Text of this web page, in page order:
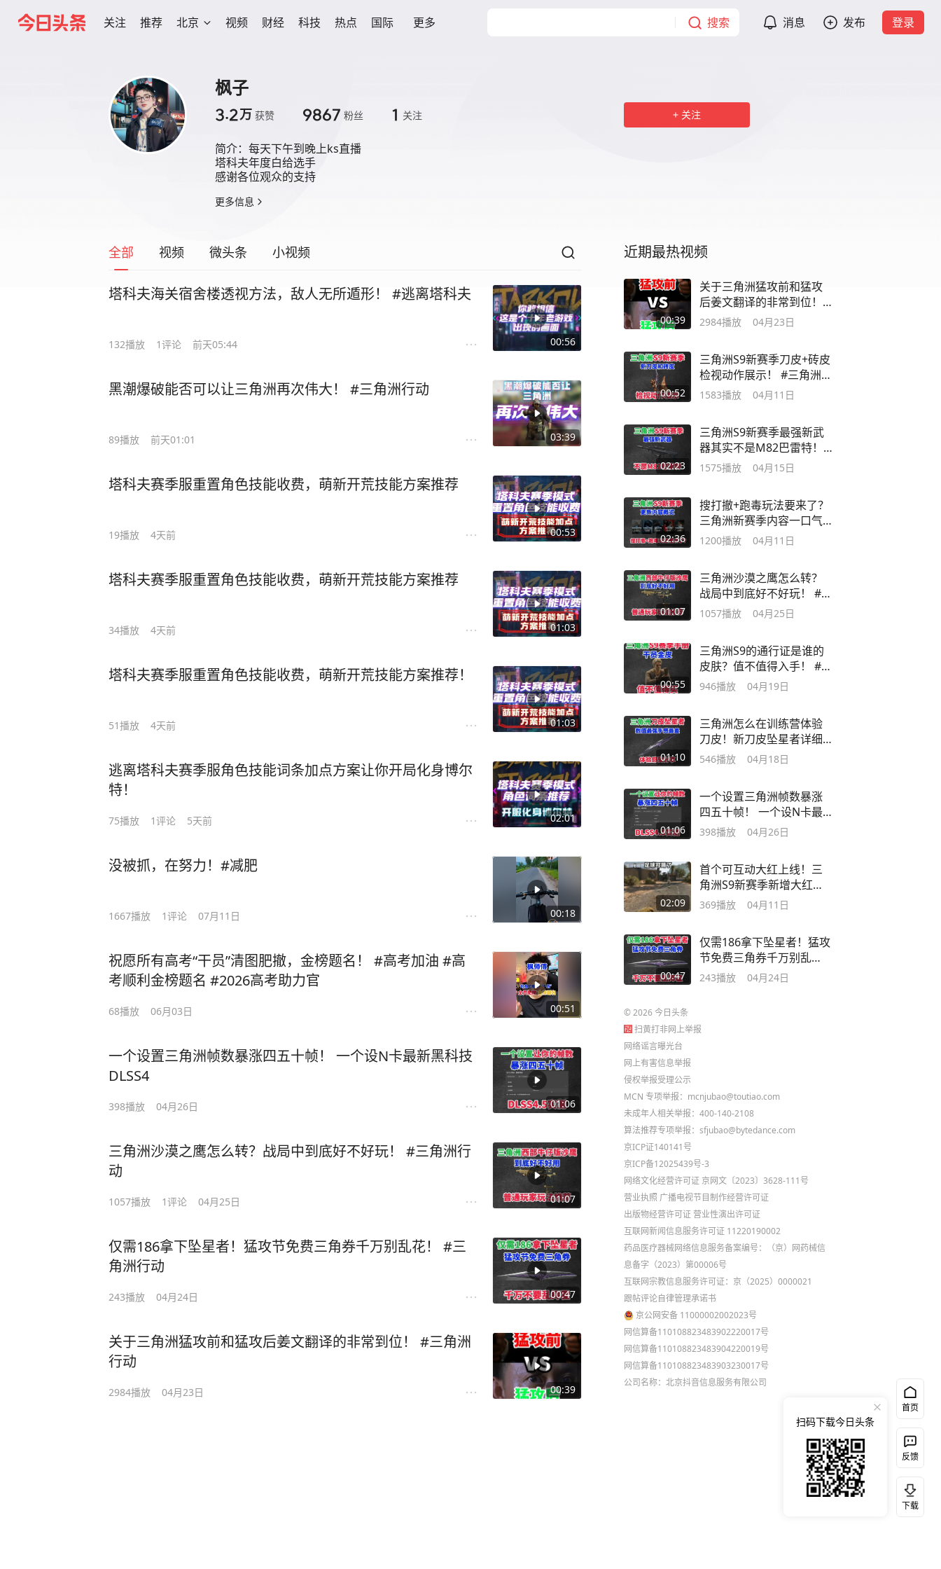
关注 推荐 北京 视频 财经 科技 热点 国际 更多 搜索 消息 发布 登录
枫子
3.2万 获赞 9867 粉丝 1 关注
简介： 每天下午到晚上ks直播
塔科夫年度白给选手
感谢各位观众的支持
更多信息
关注
全部 视频 微头条 小视频
00:56
塔科夫海关宿舍楼透视方法，敌人无所遁形！ #逃离塔科夫
132播放 1评论 前天05:44
03:39
黑潮爆破能否可以让三角洲再次伟大！ #三角洲行动
89播放 前天01:01
00:53
塔科夫赛季服重置角色技能收费，萌新开荒技能方案推荐
19播放 4天前
01:03
塔科夫赛季服重置角色技能收费，萌新开荒技能方案推荐
34播放 4天前
01:03
塔科夫赛季服重置角色技能收费，萌新开荒技能方案推荐！
51播放 4天前
02:01
逃离塔科夫赛季服角色技能词条加点方案让你开局化身博尔
特！
75播放 1评论 5天前
00:18
没被抓，在努力！#减肥
1667播放 1评论 07月11日
00:51
祝愿所有高考“干员”清图肥撤，金榜题名！ #高考加油 #高
考顺利金榜题名 #2026高考助力官
68播放 06月03日
01:06
一个设置三角洲帧数暴涨四五十帧！ 一个设N卡最新黑科技
DLSS4
398播放 04月26日
01:07
三角洲沙漠之鹰怎么转？战局中到底好不好玩！ #三角洲行
动
1057播放 1评论 04月25日
00:47
仅需186拿下坠星者！猛攻节免费三角券千万别乱花！ #三
角洲行动
243播放 04月24日
00:39
关于三角洲猛攻前和猛攻后姜文翻译的非常到位！ #三角洲
行动
2984播放 04月23日
近期最热视频
00:39
关于三角洲猛攻前和猛攻
后姜文翻译的非常到位！ #
三角洲行动
2984播放 04月23日
00:52
三角洲S9新赛季刀皮+砖皮
检视动作展示！ #三角洲行
动
1583播放 04月11日
02:23
三角洲S9新赛季最强新武
器其实不是M82巴雷特！
#三角洲行动
1575播放 04月15日
02:36
搜打撤+跑毒玩法要来了？
三角洲新赛季内容一口气
看完！
1200播放 04月11日
01:07
三角洲沙漠之鹰怎么转？
战局中到底好不好玩！ #三
角洲行动
1057播放 04月25日
00:55
三角洲S9的通行证是谁的
皮肤？值不值得入手！ #三
角洲行动
946播放 04月19日
01:10
三角洲怎么在训练营体验
刀皮！新刀皮坠星者详细
测评！
546播放 04月18日
01:06
一个设置三角洲帧数暴涨
四五十帧！ 一个设N卡最
新黑科技DLSS4
398播放 04月26日
02:09
首个可互动大红上线！三
角洲S9新赛季新增大红以
及全新检视！
369播放 04月11日
00:47
仅需186拿下坠星者！猛攻
节免费三角券千万别乱
花！ #三角洲行动
243播放 04月24日
©2026今日头条
扫黄打非网上举报
网络谣言曝光台
网上有害信息举报
侵权举报受理公示
MCN 专项举报：mcnjubao@toutiao.com
未成年人相关举报：400-140-2108
算法推荐专项举报：sfjubao@bytedance.com
京ICP证140141号
京ICP备12025439号-3
网络文化经营许可证 京网文〔2023〕3628-111号
营业执照 广播电视节目制作经营许可证
出版物经营许可证 营业性演出许可证
互联网新闻信息服务许可证 11220190002
药品医疗器械网络信息服务备案编号：（京）网药械信
息备字（2023）第00006号
互联网宗教信息服务许可证：京（2025）0000021
跟帖评论自律管理承诺书
京公网安备 11000002002023号
网信算备110108823483902220017号
网信算备110108823483904220019号
网信算备110108823483903230017号
公司名称：北京抖音信息服务有限公司
首页
反馈
下载
扫码下载今日头条